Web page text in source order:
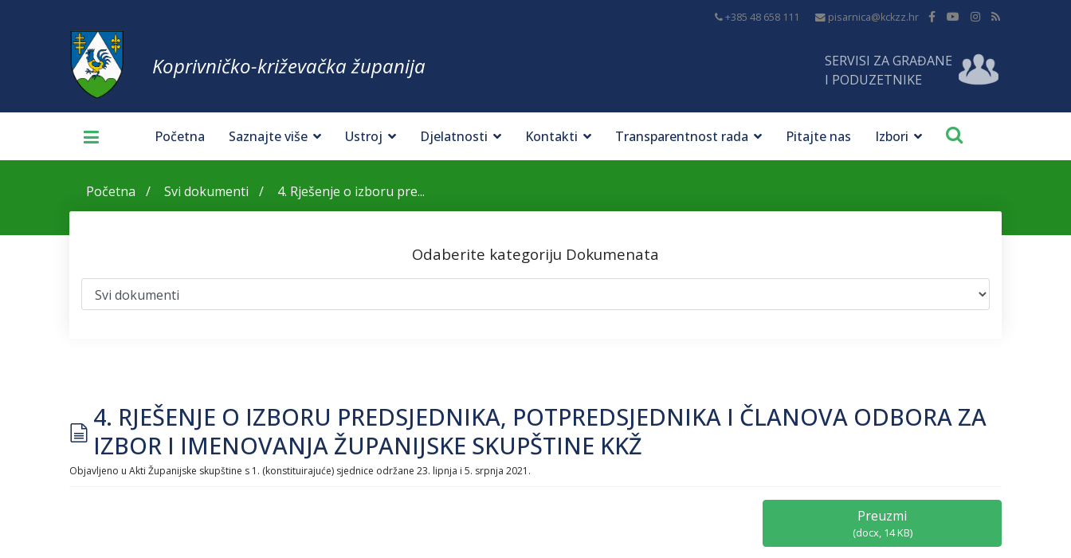
+385 48 658 111 pisarnica@kckzz.hr
Koprivničko-križevačka županija
SERVISI ZA GRAĐANE
I PODUZETNIKE
Početna Saznajte više Ustroj Djelatnosti Kontakti Transparentnost rada Pitajte nas Izbori
Početna Svi dokumenti 4. Rješenje o izboru pre...
Odaberite kategoriju Dokumenata
document
4. RJEŠENJE O IZBORU PREDSJEDNIKA, POTPREDSJEDNIKA I ČLANOVA ODBORA ZA
IZBOR I IMENOVANJA ŽUPANIJSKE SKUPŠTINE KKŽ
Objavljeno u Akti Županijske skupštine s 1. (konstituirajuće) sjednice održane 23. lipnja i 5. srpnja 2021.
Preuzmi
(docx, 14 KB)